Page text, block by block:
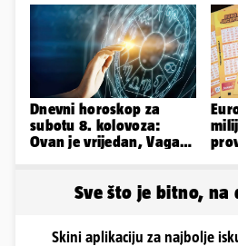
Dnevni horoskop za
subotu 8. kolovoza:
Ovan je vrijedan, Vaga
Sve što je bitno, na
Skini aplikaciju za najbolje